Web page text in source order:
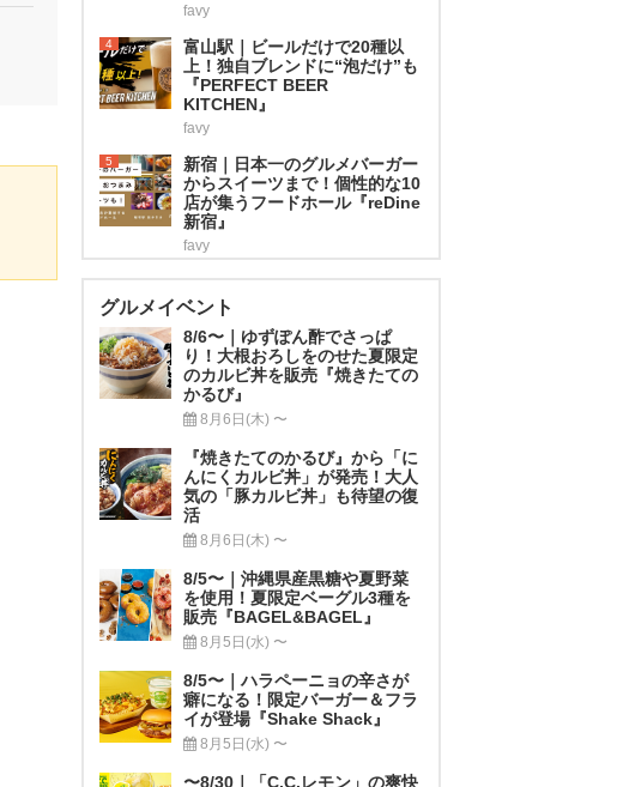
favy
4
富山駅｜ビールだけで20種以
上！独自ブレンドに“泡だけ”も
『PERFECT BEER
KITCHEN』
favy
5
新宿｜日本一のグルメバーガー
からスイーツまで！個性的な10
店が集うフードホール『reDine
新宿』
favy
グルメイベント
8/6〜｜ゆずぽん酢でさっぱ
り！大根おろしをのせた夏限定
のカルビ丼を販売『焼きたての
かるび』
8月6日(木) 〜
『焼きたてのかるび』から「に
んにくカルビ丼」が発売！大人
気の「豚カルビ丼」も待望の復
活
8月6日(木) 〜
8/5〜｜沖縄県産黒糖や夏野菜
を使用！夏限定ベーグル3種を
販売『BAGEL&BAGEL』
8月5日(水) 〜
8/5〜｜ハラペーニョの辛さが
癖になる！限定バーガー＆フラ
イが登場『Shake Shack』
8月5日(水) 〜
〜8/30｜「C.C.レモン」の爽快